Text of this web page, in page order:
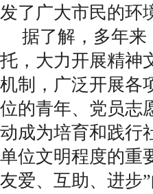
发了广大市民的环
据了解，多年
托，大力开展精神
机制，广泛开展各
位的青年、党员志
动成为培育和践行
单位文明程度的重
友爱、互助、进步